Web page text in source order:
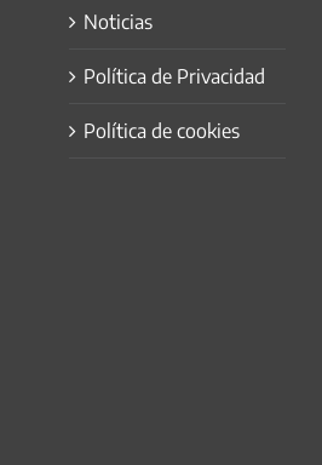
Noticias
Política de Privacidad
Política de cookies